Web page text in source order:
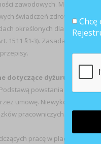
zawodowych. Można
świadczeń zdrowotnych.
określonych dla
1511 §1-3). Zasada ta nie
dotyczące dyżuru
– jego
powstania takiego
umowę. Niewykonanie
pracowniczych.
pracę w placówkach
Chcę